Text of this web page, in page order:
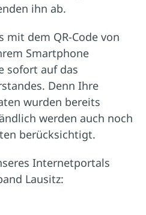
ihn ab.
mit dem QR-Code von
Smartphone
sofort auf das
Denn Ihre
wurden bereits
werden auch noch
berücksichtigt.
Internetportals
Lausitz: